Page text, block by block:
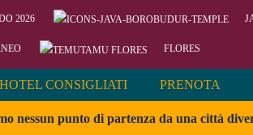
2026
FLORES
HOTEL CONSIGLIATI PRENOTA
nessun punto di partenza da una città